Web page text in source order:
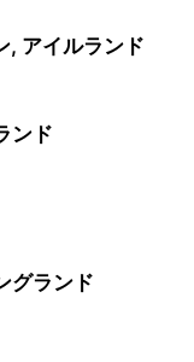
, アイルランド
ンド
グランド